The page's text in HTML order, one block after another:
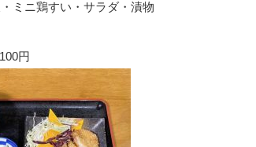
ミニ鶏すい・サラダ・漬物
円